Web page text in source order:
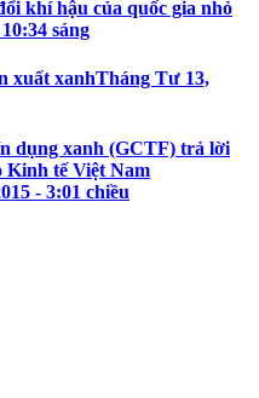
khí hậu của quốc gia nhỏ
sáng
xuất xanhTháng Tư 13,
dụng xanh (GCTF) trả lời
Kinh tế Việt Nam
- 3:01 chiều